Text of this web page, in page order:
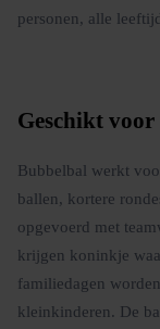
personen, alle
Geschikt voor
Bubbelbal werkt
ballen, kortere
opgevoerd met
krijgen koninkje
familiedagen
kleinkinderen. De